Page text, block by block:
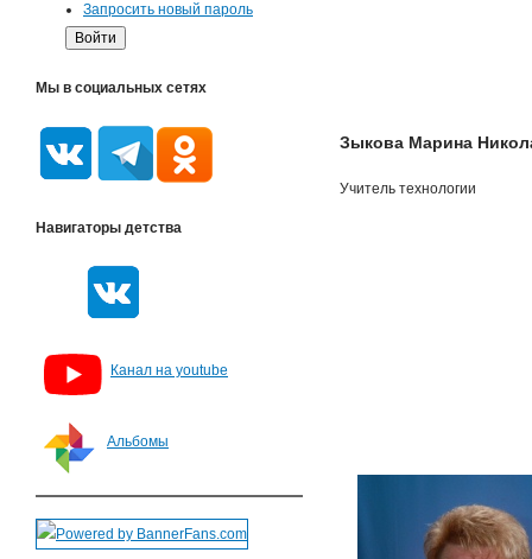
Зыкова Марина
Учитель технологии
Запросить новый пароль
Мы в социальных сетях
Навигаторы детства
Канал на youtube
Альбомы